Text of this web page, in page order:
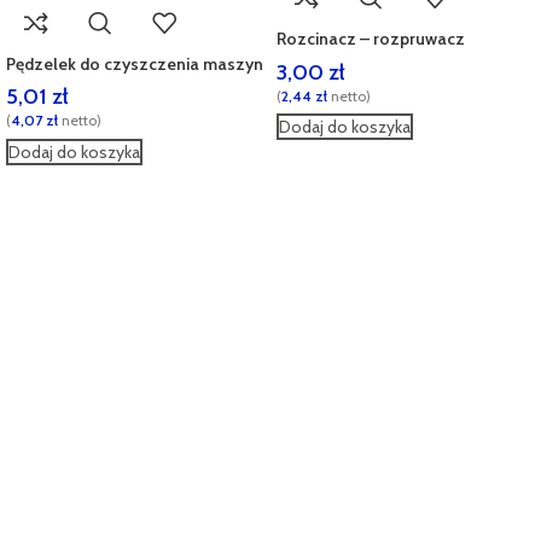
Pędzelek do czyszczenia maszyn
5,01 zł
(4,07 zł netto)
Dodaj do koszyka
Rozcinacz – rozpruwacz
3,00 zł
(2,44 zł netto)
Dodaj do koszyka